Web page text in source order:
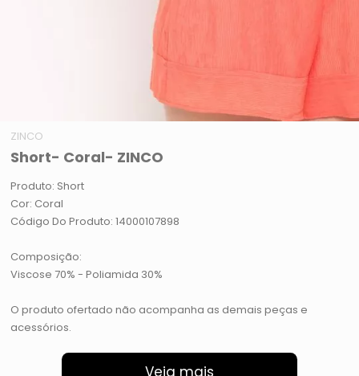
ZINCO
Short- Coral- ZINCO
Produto: Short
Cor: Coral
Código Do Produto: 14000107898
Composição:
Viscose 70% - Poliamida 30%
O produto ofertado não acompanha as demais peças e
acessórios.